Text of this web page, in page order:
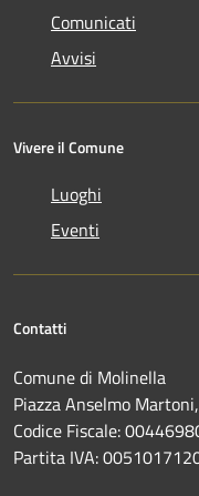
Comunicati
Avvisi
Vivere il Comune
Luoghi
Eventi
Contatti
Comune di Molinella
Piazza Anselmo
Codice Fiscale:
Partita IVA: